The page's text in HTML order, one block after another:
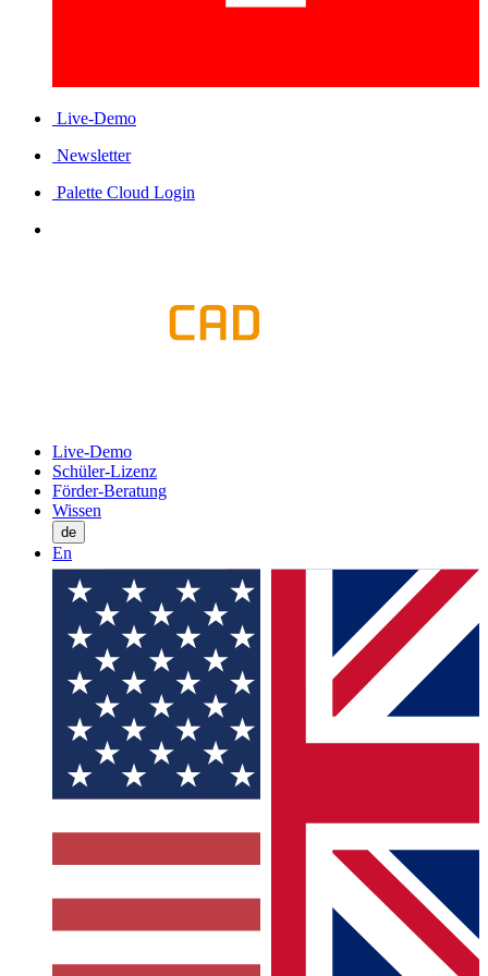
Live-Demo
Newsletter
Palette Cloud Login
Live-Demo
Schüler-Lizenz
Förder-Beratung
Wissen
de
En